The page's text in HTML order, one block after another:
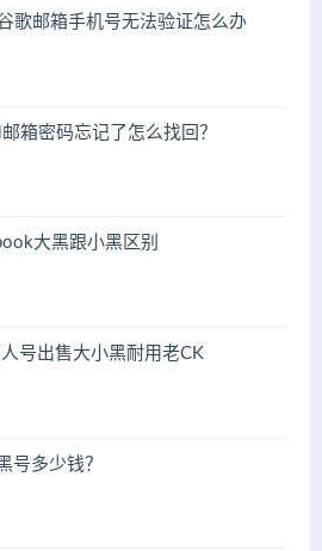
歌邮箱手机号无法验证怎么办
箱密码忘记了怎么找回？
大黑跟小黑区别
号出售大小黑耐用老CK
号多少钱？